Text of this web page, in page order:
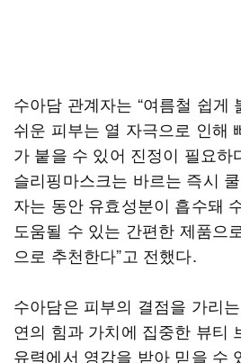
수아담 관계자는 “여름철 쉽게
쉬운 피부는 열 자극으로 인해
가 붙을 수 있어 진정이 필요하
슬리핑마스크는 바르는 즉시
자는 동안 유효성분이 흡수돼
도움될 수 있는 간편한 제품으
으로 추천한다”고 전했다.
수아담은 피부의 결점을 가리
연의 힘과 가치에 집중한 뷰티
유력에서 영감을 받아 믿을 수